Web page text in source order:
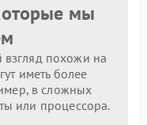
мы
похожи на
иметь более
в сложных
или процессора.